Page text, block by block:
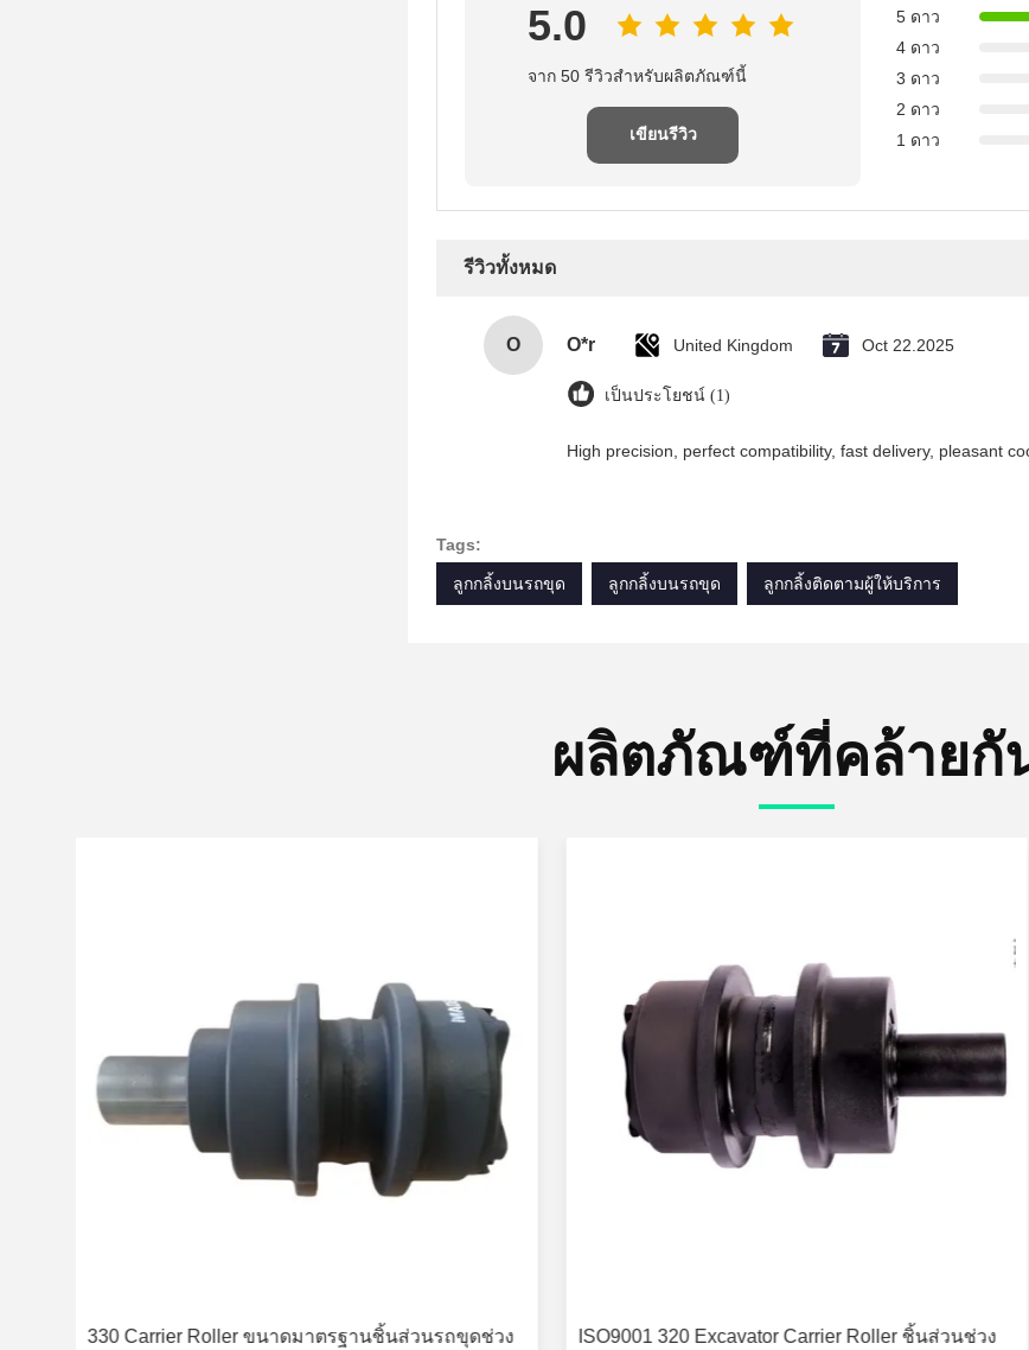
5.0
จาก 50 รีวิวสำหรับผลิตภัณฑ์นี้
เขียนรีวิว
5 ดาว
4 ดาว
3 ดาว
2 ดาว
1 ดาว
รีวิวทั้งหมด
O O*r United Kingdom Oct 22.2025
เป็นประโยชน์ (1)
High precision, perfect compatibility, fast delivery, pleasant
Tags:
ลูกกลิ้งบนรถขุด ลูกกลิ้งบนรถขุด ลูกกลิ้งติดตามผู้ให้บริการ
ผลิตภัณฑ์ที่คล้ายกั
330 Carrier Roller ขนาดมาตรฐานชิ้นส่วนรถขุดช่วง ISO9001 320 Excavator Carrier Roller ชิ้นส่วนช่วง